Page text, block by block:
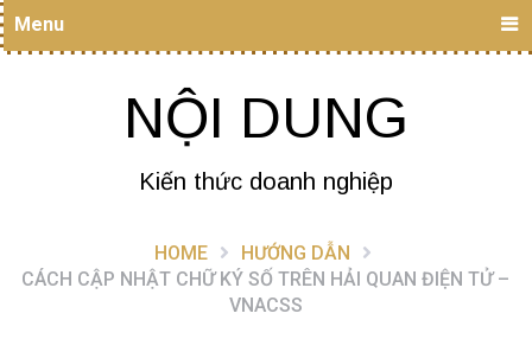
Menu
NỘI DUNG
Kiến thức doanh nghiệp
HOME
HƯỚNG DẪN
CÁCH CẬP NHẬT CHỮ KÝ SỐ TRÊN HẢI QUAN ĐIỆN TỬ –
VNACSS